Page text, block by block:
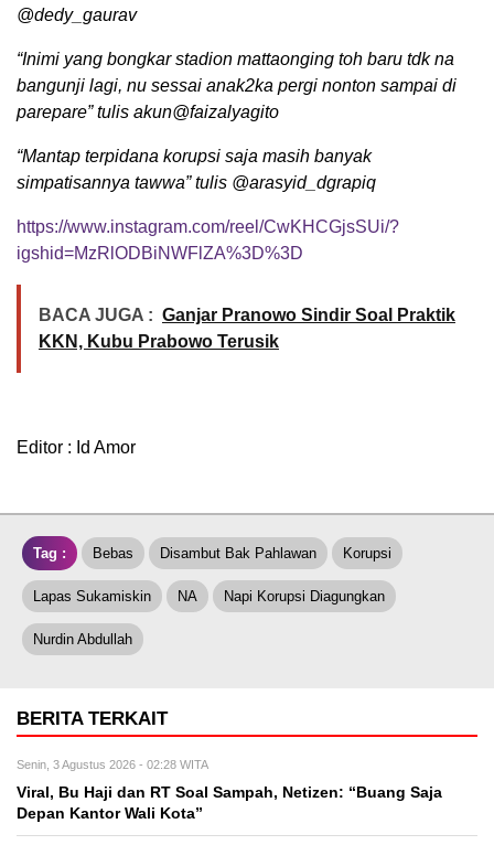
@dedy_gaurav
“Inimi yang bongkar stadion mattaonging toh baru tdk na
bangunji lagi, nu sessai anak2ka pergi nonton sampai di
parepare” tulis akun@faizalyagito
“Mantap terpidana korupsi saja masih banyak
simpatisannya tawwa” tulis @arasyid_dgrapiq
https://www.instagram.com/reel/CwKHCGjsSUi/?
igshid=MzRlODBiNWFlZA%3D%3D
BACA JUGA : Ganjar Pranowo Sindir Soal Praktik
KKN, Kubu Prabowo Terusik
Editor : Id Amor
Tag : Bebas Disambut Bak Pahlawan Korupsi
Lapas Sukamiskin NA Napi Korupsi Diagungkan
Nurdin Abdullah
BERITA TERKAIT
Senin, 3 Agustus 2026 - 02:28 WITA
Viral, Bu Haji dan RT Soal Sampah, Netizen: “Buang Saja
Depan Kantor Wali Kota”